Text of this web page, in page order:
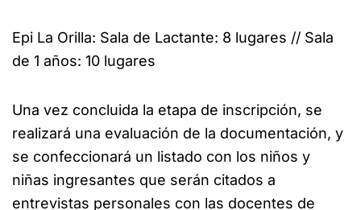
Epi La Orilla: Sala de Lactante: 8 lugares // Sala
de 1 años: 10 lugares
Una vez concluida la etapa de inscripción, se
realizará una evaluación de la documentación, y
se confeccionará un listado con los niños y
niñas ingresantes que serán citados a
entrevistas personales con las docentes de